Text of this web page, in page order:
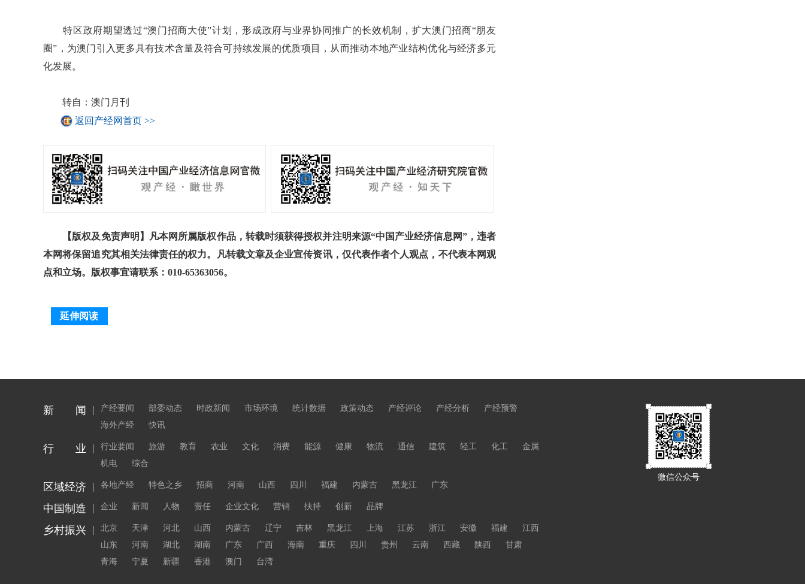
特区政府期望透过“澳门招商大使”计划，形成政府与业界协同推广的长效机制，扩大澳门招商“朋友
圈”，为澳门引入更多具有技术含量及符合可持续发展的优质项目，从而推动本地产业结构优化与经济多元
化发展。
转自：澳门月刊
返回产经网首页 >>
【版权及免责声明】凡本网所属版权作品，转载时须获得授权并注明来源“中国产业经济信息网”，违者
本网将保留追究其相关法律责任的权力。凡转载文章及企业宣传资讯，仅代表作者个人观点，不代表本网观
点和立场。版权事宜请联系：010-65363056。
延伸阅读
微信公众号
新 闻 产经要闻 部委动态 时政新闻 市场环境 统计数据 政策动态 产经评论 产经分析
产经预警
海外产经
快讯
行 业 行业要闻 旅游 教育 农业 文化 消费 能源 健康 物流 通信 建筑 轻工 化工
金属
机电
综合
区域经济 各地产经 特色之乡 招商 河南 山西 四川 福建 内蒙古 黑龙江 广东
中国制造 企业 新闻 人物 责任 企业文化 营销 扶持 创新 品牌
乡村振兴 北京 天津 河北 山西 内蒙古 辽宁 吉林 黑龙江 上海 江苏 浙江 安徽 福建
江西
山东
河南 湖北 湖南 广东 广西 海南 重庆 四川 贵州 云南 西藏 陕西
甘肃
青海
宁夏 新疆 香港 澳门 台湾